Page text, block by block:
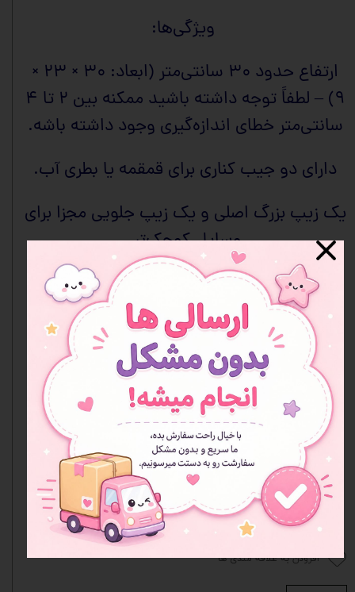
ویژگی‌ها:
ارتفاع حدود ۳۰ سانتی‌متر (ابعاد: ۳۰ × ۲۳ ×
۹) – لطفاً توجه داشته باشید ممکنه بین ۲ تا ۴
سانتی‌متر خطای اندازه‌گیری وجود داشته باشه.
دارای دو جیب کناری برای قمقمه یا بطری آب.
یک زیپ بزرگ اصلی و یک زیپ جلویی مجزا برای
وسایل کوچک‌تر.
سبک، راحت و اندازه‌ای مناسب برای وسایل
روزمره مدرسه.
سورپرایز ویژه: همراه با این کیف یک هدیه
رایگان هم برای کوچولوی شما ارسال میشه!
قیمت این کیف نسبت به کیفیت و طراحی
جذابش فوق‌العاده مقرون‌به‌صرفه است و
می‌تونه بهترین انتخاب برای شروع سال
تحصیلی باشه.
افزودن به علاقه مندی ها